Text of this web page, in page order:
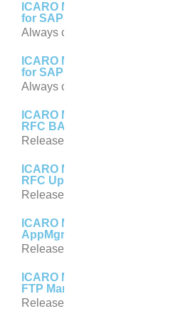
ICARO Middleware
for SAP SuccessFactors (SaaS)
Always current
ICARO Middleware
for SAP(SaaS)
Always current
ICARO Middleware
RFC BAPI-Handler
Release 5.0.32 Final Release
ICARO Middleware
RFC Upload Manager
Release 3.1.16
ICARO Middleware
AppMgr
Release 2.1
ICARO Middleware
FTP Manager
Release 1.1